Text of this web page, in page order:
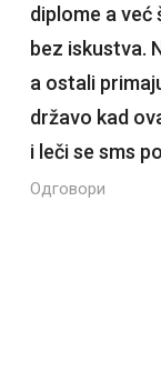
diplome a
bez iskustva.
a ostali
državo kad
i leči se sms
Одговори